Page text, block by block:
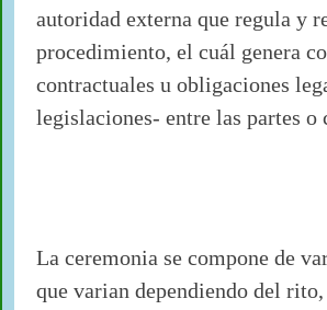
autoridad externa que regula y
procedimiento, el cuál genera
contractuales u obligaciones
legislaciones- entre las partes o
La ceremonia se compone de
que varian dependiendo del rito,